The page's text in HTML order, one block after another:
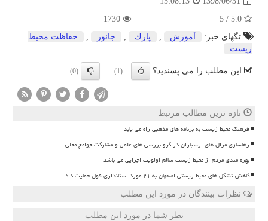
تگهای خبر:
آموزش , پارك , جانور ,
حفاظت محیط
زیست
این مطلب را می پسندید؟ (1)
(0)
تازه ترین مطالب مرتبط
فرهنگ محیط زیست به برنامه های مذهبی راه می یابد
رهاسازی مرال های ارسباران در گرو بررسی های علمی و مشارکت جوامع محلی
بهره مندی مردم از محیط زیست سالم اولویت اجرایی می باشد
کاهش تشکل های محیط زیستی اصفهان به ۲۱ مورد استانداری قول حمایت داد
نظرات بینندگان در مورد این مطلب
نظر شما در مورد این مطلب